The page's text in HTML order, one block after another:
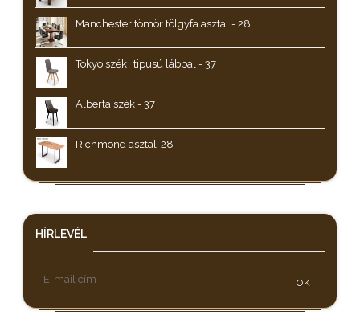
Manchester tömör tölgyfa asztal - 28
Tokyo szék+ tipusú lábbal - 37
Alberta szék - 37
Richmond asztal-28
HÍRLEVÉL
OK